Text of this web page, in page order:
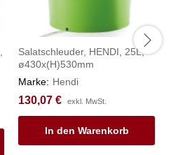
Salatschleuder, HENDI, 25L,
ø430x(H)530mm
Marke: Hendi
130,07 € exkl. MwSt.
In den Warenkorb